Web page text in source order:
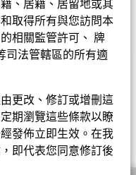
、居籍、居留地或其
取得所有與您訪問本
相關監管許可、 牌
司法管轄區的所有適
更改、修訂或增刪這
期瀏覽這些條款以瞭
發佈立即生效。在我
即代表您同意修訂後
動可招致重大虧損。基金
，因此與較廣泛的投資相
的波動性及流動性風險及
。然而，不會廣泛用作
顯示全部